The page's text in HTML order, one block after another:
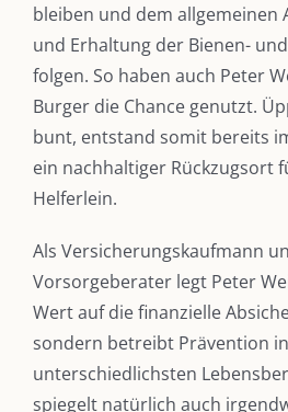
bleiben und dem allgemeinen
und Erhaltung der Bienen-
folgen. So haben auch Peter
Burger die Chance genutzt.
bunt, entstand somit bereits
ein nachhaltiger Rückzugsort
Helferlein.
Als Versicherungskaufmann
Vorsorgeberater legt Peter
Wert auf die finanzielle
sondern betreibt Prävention
unterschiedlichsten
spiegelt natürlich auch
DIE KULMBLOGGERA